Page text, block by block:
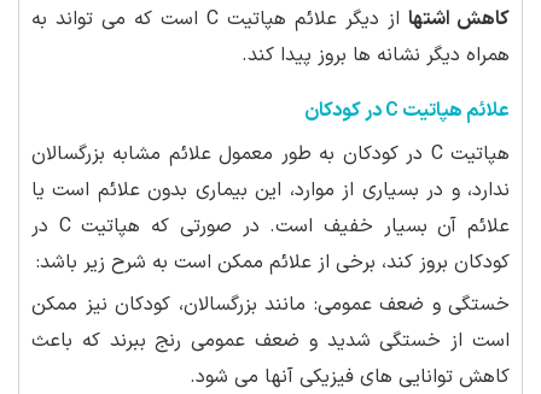
کاهش اشتها
از دیگر علائم هپاتیت C است که می تواند به
همراه دیگر نشانه ها بروز پیدا کند.
علائم هپاتیت C در کودکان
هپاتیت C در کودکان به طور معمول علائم مشابه بزرگسالان
ندارد، و در بسیاری از موارد، این بیماری بدون علائم است یا
علائم آن بسیار خفیف است. در صورتی که هپاتیت C در
کودکان بروز کند، برخی از علائم ممکن است به شرح زیر باشد:
خستگی و ضعف عمومی: مانند بزرگسالان، کودکان نیز ممکن
است از خستگی شدید و ضعف عمومی رنج ببرند که باعث
کاهش توانایی های فیزیکی آنها می شود.